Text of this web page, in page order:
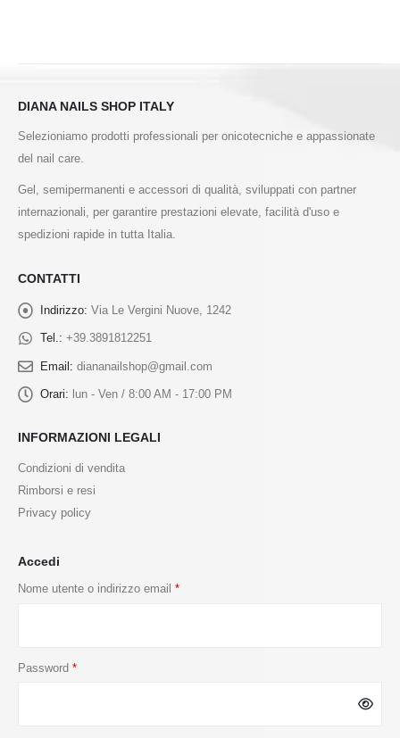
DIANA NAILS SHOP ITALY
Selezioniamo prodotti professionali per onicotecniche e appassionate
del nail care.
Gel, semipermanenti e accessori di qualità, sviluppati con partner
internazionali, per garantire prestazioni elevate, facilità d'uso e
spedizioni rapide in tutta Italia.
CONTATTI
Indirizzo: Via Le Vergini Nuove, 1242
Tel.: +39.3891812251
Email: diananailshop@gmail.com
Orari: lun - Ven / 8:00 AM - 17:00 PM
INFORMAZIONI LEGALI
Condizioni di vendita
Rimborsi e resi
Privacy policy
Accedi
Nome utente o indirizzo email *
Password *